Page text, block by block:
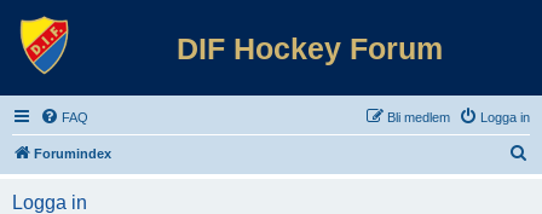
DIF Hockey Forum
FAQ Logga in
Bli medlem
Forumindex
Logga in